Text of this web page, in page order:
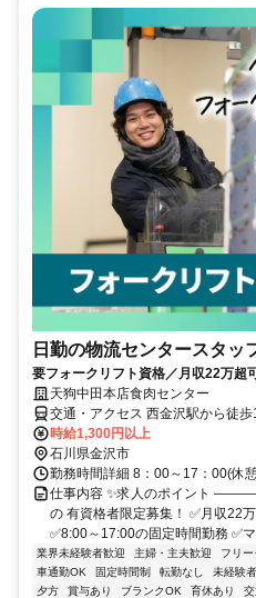
日勤の物流センタースタッ
要フォークリフト資格／月収22万超
天狗中田本店食肉センター
交通・アクセス 西金沢駅から徒
時給1,300円以上
石川県金沢市
勤務時間詳細 8：00～17：00(休
仕事内容 ✨求人のポイント
の 有資格者限定募集！ ✅月収22
✅8:00～17:00の固定時間勤務 ✅
業界未経験者歓迎 主婦・主夫歓迎 フリ
車通勤OK
固定時間制 転勤なし 未経験
夕方
賞与あり ブランクOK 育休あり